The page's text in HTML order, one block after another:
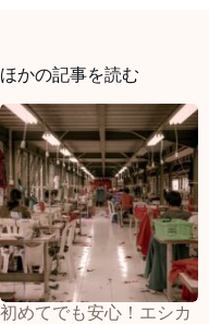
ほかの記事を読む
初めてでも安心！エシカ